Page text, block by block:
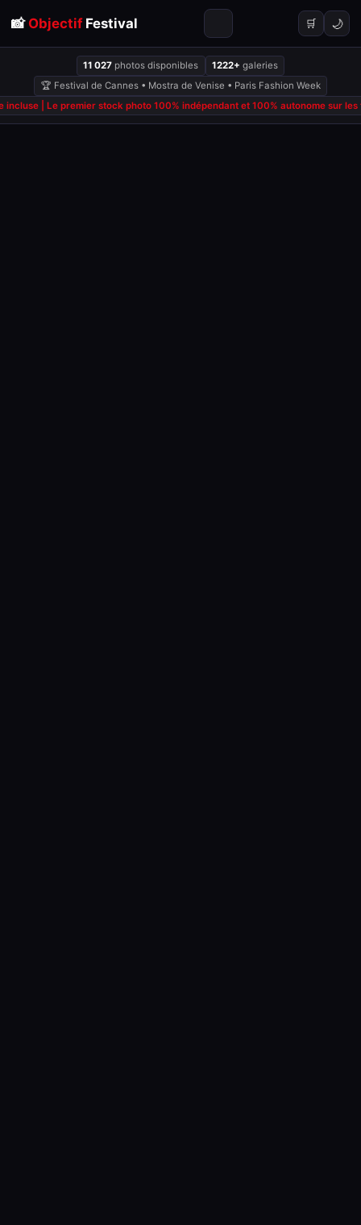
📸 ObjectifFestival 🛒 🌙
11 027 photos disponibles 1222+ galeries
🏆 Festival de Cannes • Mostra de Venise • Paris Fashion Week
| Le premier stock photo 100% indépendant et 100% autonome sur